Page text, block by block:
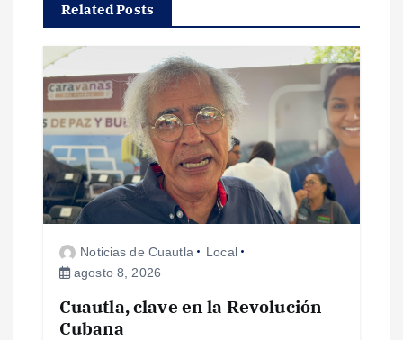
ó
n
d
e
Related Posts
Noticias de Cuautla
Local
agosto 8, 2026
Cuautla, clave en la Revolución
Cubana